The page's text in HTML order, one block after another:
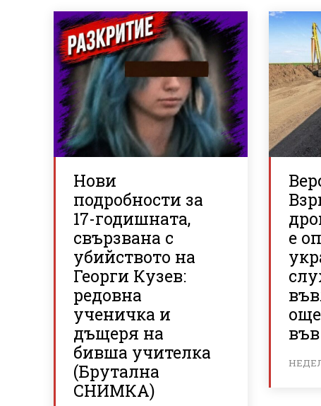
Нови
подробности за
17-годишната,
свързвана с
убийството на
Георги Кузев:
редовна
ученичка и
дъщеря на
бивша учителка
(Брутална
СНИМКА)
е